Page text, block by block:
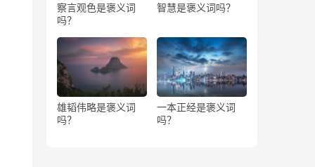
察言观色是褒义词
吗？
智慧是褒义词吗？
雄韬伟略是褒义词
吗？
一本正经是褒义词
吗？